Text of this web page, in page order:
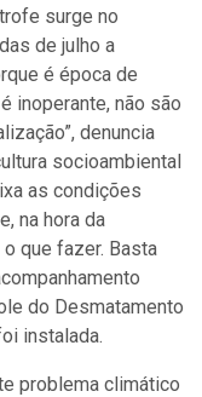
surge no
de julho a
é época de
inoperante, não são
denuncia
socioambiental
as condições
na hora da
que fazer. Basta
do Desmatamento
instalada.
problema climático